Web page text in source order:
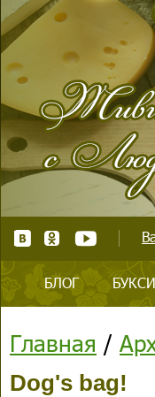
БЛОГ
Главная /
Dog's bag!